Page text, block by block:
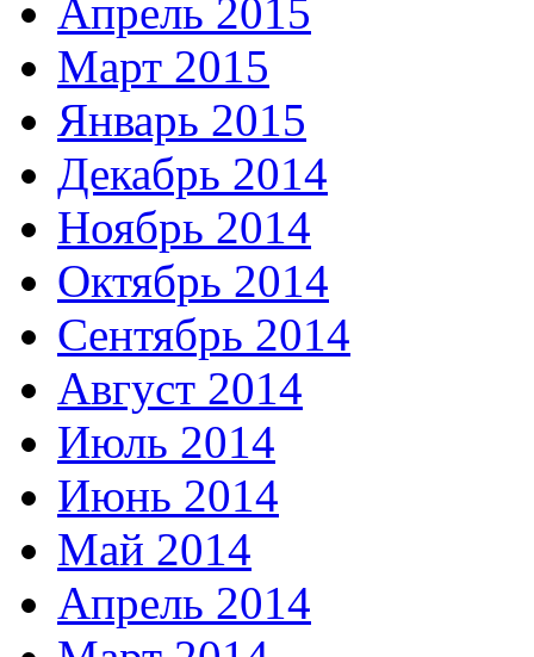
Апрель 2015
Март 2015
Январь 2015
Декабрь 2014
Ноябрь 2014
Октябрь 2014
Сентябрь 2014
Август 2014
Июль 2014
Июнь 2014
Май 2014
Апрель 2014